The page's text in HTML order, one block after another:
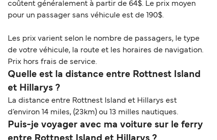
coûtent généralement à partir de 64$. Le prix moyen
pour un passager sans véhicule est de 190$.
Les prix varient selon le nombre de passagers, le type
de votre véhicule, la route et les horaires de navigation.
Prix hors frais de service.
Quelle est la distance entre Rottnest Island
et Hillarys ?
La distance entre Rottnest Island et Hillarys est
d’environ 14 miles, (23km) ou 13 milles nautiques.
Puis-je voyager avec ma voiture sur le ferry